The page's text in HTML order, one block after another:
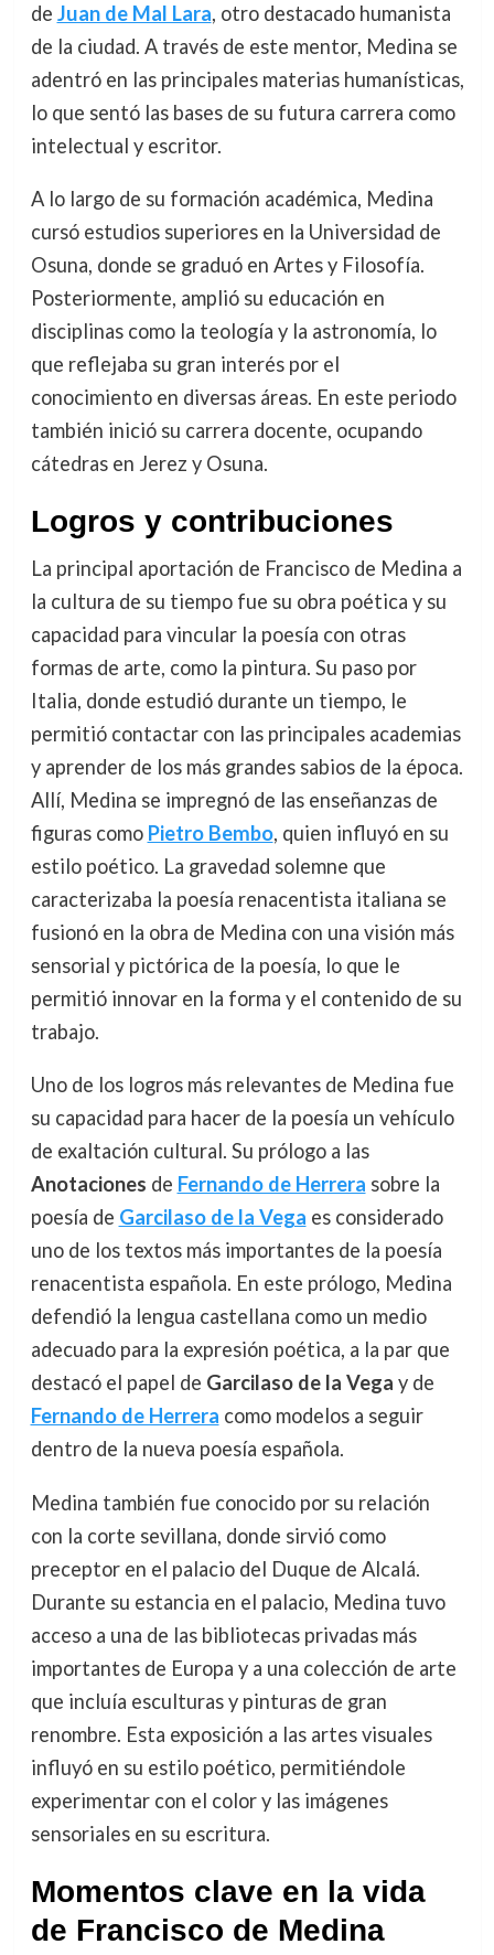
de Juan de Mal Lara, otro destacado humanista
de la ciudad. A través de este mentor, Medina se
adentró en las principales materias humanísticas,
lo que sentó las bases de su futura carrera como
intelectual y escritor.
A lo largo de su formación académica, Medina
cursó estudios superiores en la Universidad de
Osuna, donde se graduó en Artes y Filosofía.
Posteriormente, amplió su educación en
disciplinas como la teología y la astronomía, lo
que reflejaba su gran interés por el
conocimiento en diversas áreas. En este periodo
también inició su carrera docente, ocupando
cátedras en Jerez y Osuna.
Logros y contribuciones
La principal aportación de Francisco de Medina a
la cultura de su tiempo fue su obra poética y su
capacidad para vincular la poesía con otras
formas de arte, como la pintura. Su paso por
Italia, donde estudió durante un tiempo, le
permitió contactar con las principales academias
y aprender de los más grandes sabios de la época.
Allí, Medina se impregnó de las enseñanzas de
figuras como Pietro Bembo, quien influyó en su
estilo poético. La gravedad solemne que
caracterizaba la poesía renacentista italiana se
fusionó en la obra de Medina con una visión más
sensorial y pictórica de la poesía, lo que le
permitió innovar en la forma y el contenido de su
trabajo.
Uno de los logros más relevantes de Medina fue
su capacidad para hacer de la poesía un vehículo
de exaltación cultural. Su prólogo a las
Anotaciones de Fernando de Herrera sobre la
poesía de Garcilaso de la Vega es considerado
uno de los textos más importantes de la poesía
renacentista española. En este prólogo, Medina
defendió la lengua castellana como un medio
adecuado para la expresión poética, a la par que
destacó el papel de Garcilaso de la Vega y de
Fernando de Herrera como modelos a seguir
dentro de la nueva poesía española.
Medina también fue conocido por su relación
con la corte sevillana, donde sirvió como
preceptor en el palacio del Duque de Alcalá.
Durante su estancia en el palacio, Medina tuvo
acceso a una de las bibliotecas privadas más
importantes de Europa y a una colección de arte
que incluía esculturas y pinturas de gran
renombre. Esta exposición a las artes visuales
influyó en su estilo poético, permitiéndole
experimentar con el color y las imágenes
sensoriales en su escritura.
Momentos clave en la vida
de Francisco de Medina